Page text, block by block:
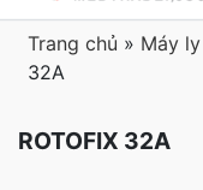
Trang chủ » Máy
32A
ROTOFIX 32A